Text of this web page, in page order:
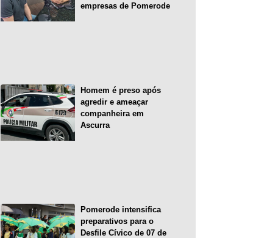
empresas de Pomerode
Homem é preso após
agredir e ameaçar
companheira em
Ascurra
Pomerode intensifica
preparativos para o
Desfile Cívico de 07 de